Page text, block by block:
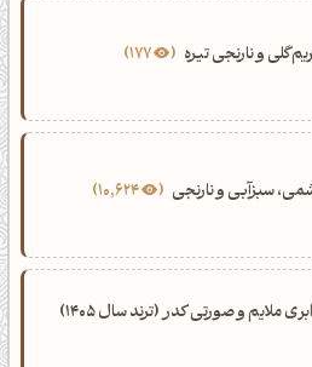
و نارنجی تیره 177
سبزآبی و نارنجی 10,624
ملایم و صورتی کدر (ترند سال 1405)